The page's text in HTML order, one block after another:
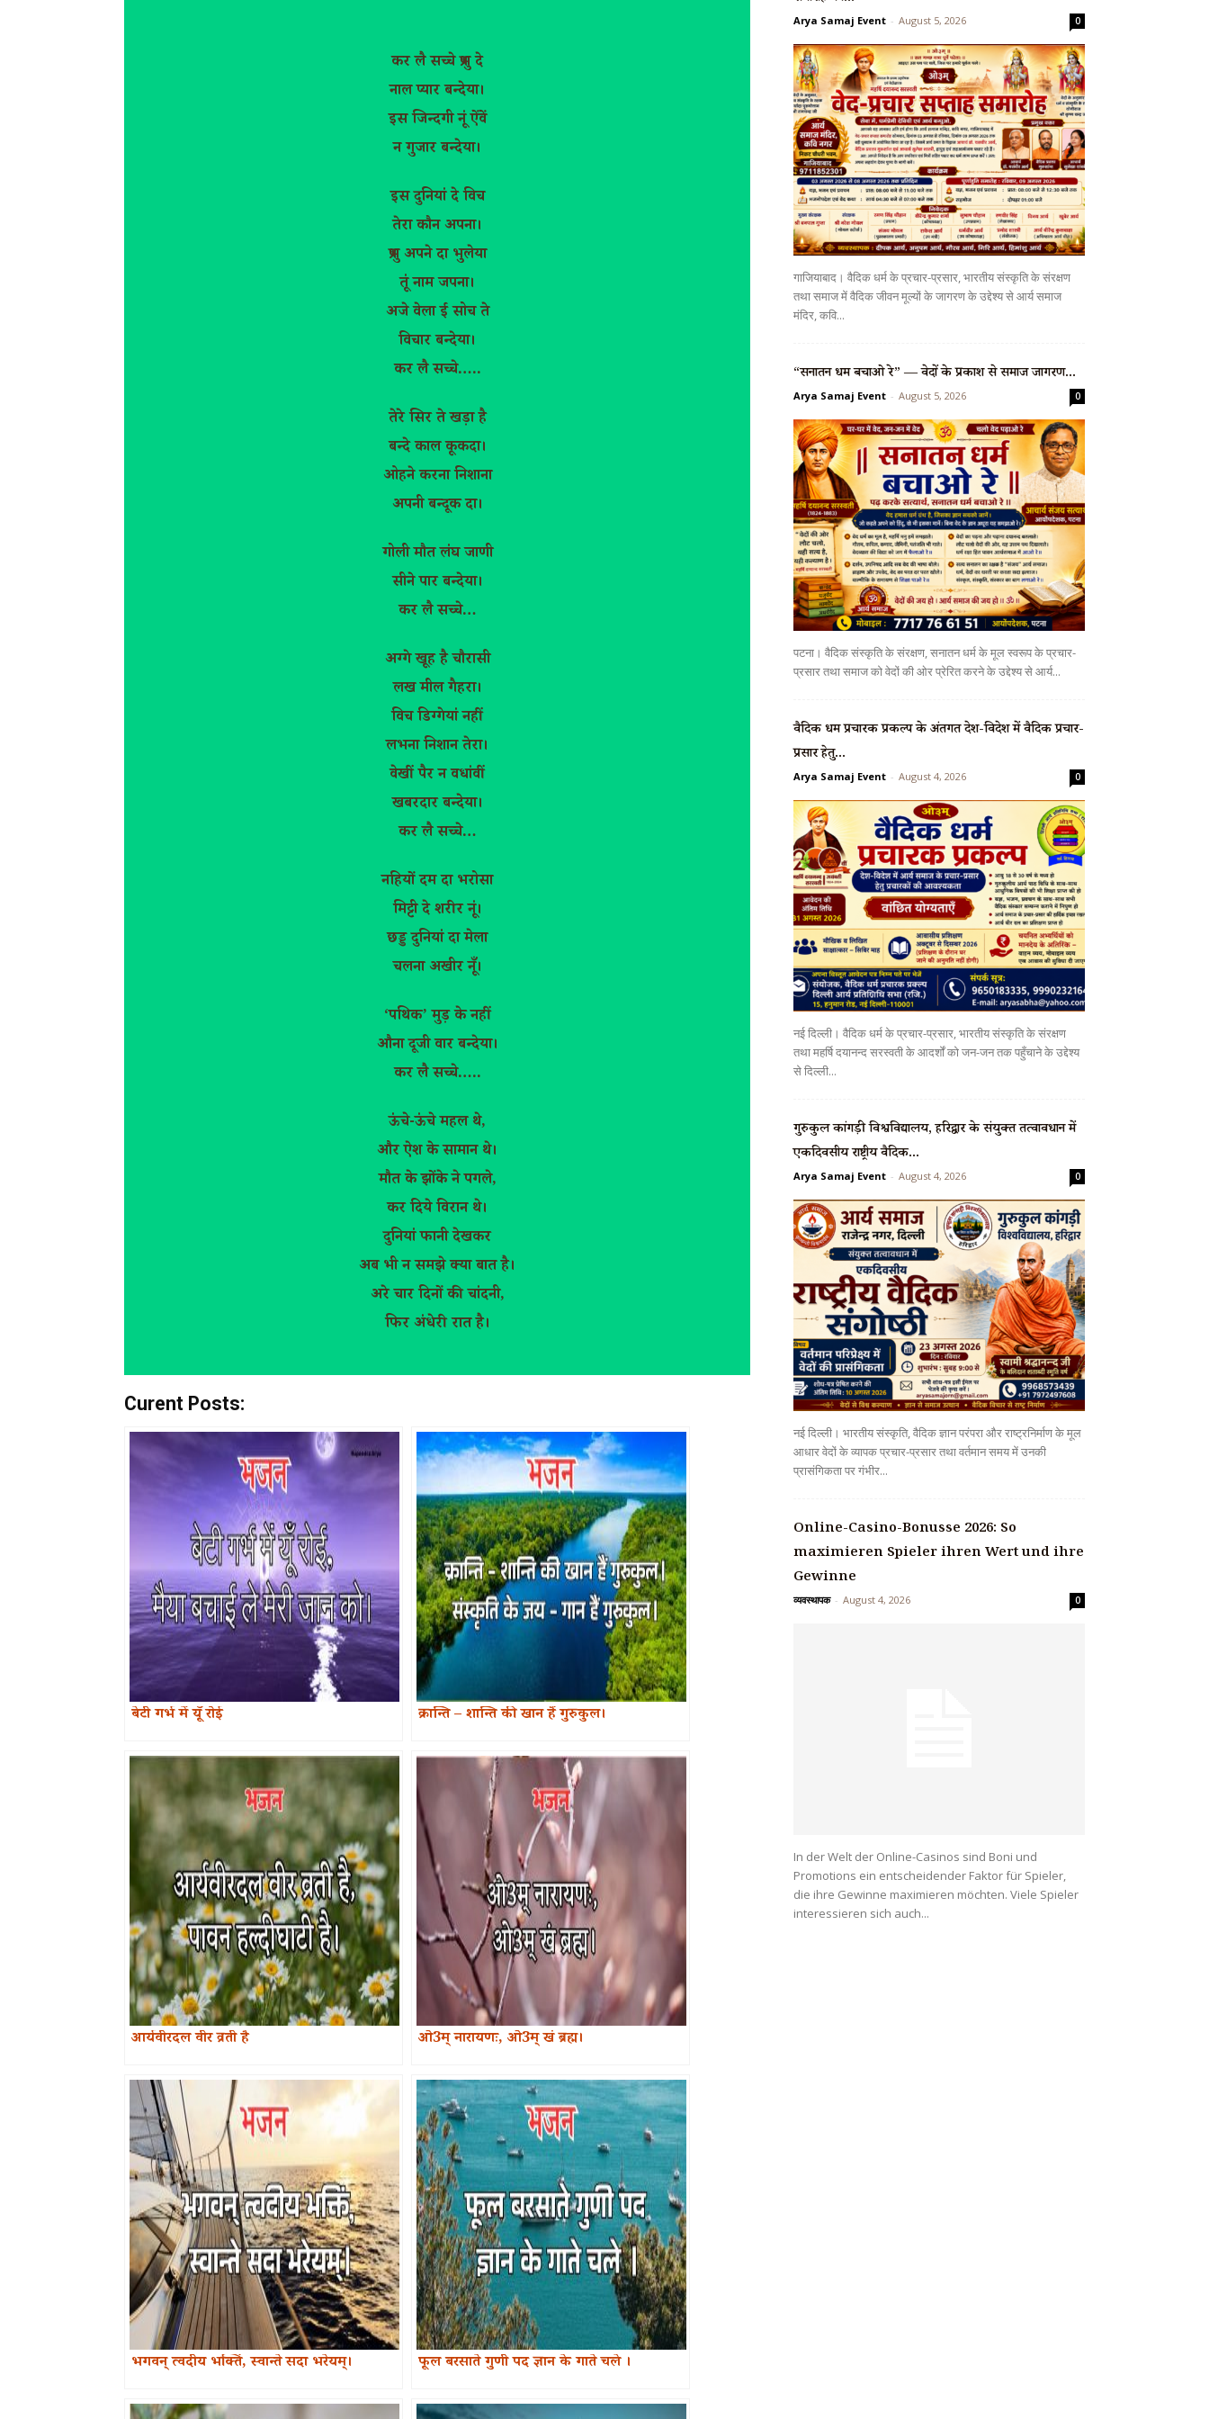
कर लै सच्चे प्रभु दे
नाल प्यार बन्देया।
इस जिन्दगी नूं ऐंवें
न गुजार बन्देया।
इस दुनियां दे विच
तेरा कौन अपना।
प्रभु अपने दा भुलेया
तूं नाम जपना।
अजे वेला ई सोच ते
विचार बन्देया।
कर लै सच्चे…..
तेरे सिर ते खड़ा है
बन्दे काल कूकदा।
ओहने करना निशाना
अपनी बन्दूक दा।
गोली मौत लंघ जाणी
सीने पार बन्देया।
कर लै सच्चे…
अग्गे खूह है चौरासी
लख मील गैहरा।
विच डिग्गेयां नहीं
लभना निशान तेरा।
वेखीं पैर न वधांवीं
खबरदार बन्देया।
कर लै सच्चे…
नहियों दम दा भरोसा
मिट्टी दे शरीर नूं।
छड्ड दुनियां दा मेला
चलना अखीर नूँ।
‘पथिक’ मुड़ के नहीं
औना दूजी वार बन्देया।
कर लै सच्चे…..
ऊंचे-ऊंचे महल थे,
और ऐश के सामान थे।
मौत के झोंके ने पगले,
कर दिये विरान थे।
दुनियां फानी देखकर
अब भी न समझे क्या बात है।
अरे चार दिनों की चांदनी,
फिर अंधेरी रात है।
Curent Posts:
बेटी गर्भ में यूँ रोई क्रान्ति – शान्ति की खान हैं गुरुकुल।
आर्यवीरदल वीर व्रती है ओ3म् नारायणः, ओ3म् खं ब्रह्म।
भगवन् त्वदीय भक्तिं, स्वान्ते सदा भरेयम्। फूल बरसाते गुणी पद ज्ञान के गाते चले ।
Arya Samaj Event - August 5, 2026 0
गाजियाबाद। वैदिक धर्म के प्रचार-प्रसार, भारतीय संस्कृति के संरक्षण
तथा समाज में वैदिक जीवन मूल्यों के जागरण के उद्देश्य से आर्य समाज
मंदिर, कवि...
“सनातन धर्म बचाओ रे” — वेदों के प्रकाश से समाज जागरण...
Arya Samaj Event - August 5, 2026 0
पटना। वैदिक संस्कृति के संरक्षण, सनातन धर्म के मूल स्वरूप के प्रचार-
प्रसार तथा समाज को वेदों की ओर प्रेरित करने के उद्देश्य से आर्य...
वैदिक धर्म प्रचारक प्रकल्प के अंतर्गत देश-विदेश में वैदिक प्रचार-
प्रसार हेतु...
Arya Samaj Event - August 4, 2026 0
नई दिल्ली। वैदिक धर्म के प्रचार-प्रसार, भारतीय संस्कृति के संरक्षण
तथा महर्षि दयानन्द सरस्वती के आदर्शों को जन-जन तक पहुँचाने के उद्देश्य
से दिल्ली...
गुरुकुल कांगड़ी विश्वविद्यालय, हरिद्वार के संयुक्त तत्वावधान में
एकदिवसीय राष्ट्रीय वैदिक...
Arya Samaj Event - August 4, 2026 0
नई दिल्ली। भारतीय संस्कृति, वैदिक ज्ञान परंपरा और राष्ट्रनिर्माण के मूल
आधार वेदों के व्यापक प्रचार-प्रसार तथा वर्तमान समय में उनकी
प्रासंगिकता पर गंभीर...
Online-Casino-Bonusse 2026: So
maximieren Spieler ihren Wert und ihre
Gewinne
व्यवस्थापक - August 4, 2026 0
In der Welt der Online-Casinos sind Boni und
Promotions ein entscheidender Faktor für Spieler,
die ihre Gewinne maximieren möchten. Viele Spieler
interessieren sich auch...